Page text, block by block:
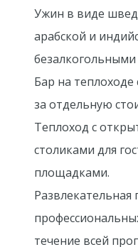
Ужин в виде
арабской и
Бар на
за отдельную
Теплоход с
столиками для
площадками.
течение всей